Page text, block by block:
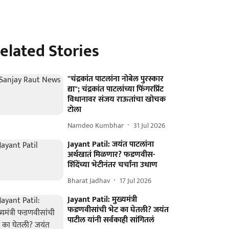
Stories
"चंद्रकांत पाटलांना नोबेल पुरस्कार
द्या"; चंद्रकांत पाटलांच्या फिंगरप्रिंट
विधानावर संजय राऊतांचा खोचक
टोला
Namdeo Kumbhar 31 Jul 2026
Jayant Patil: जयंत पाटलांना
अर्थखातं मिळणार? फडणवीस-
शिंदेंच्या भेटीनंतर चर्चांना उधाण
Bharat Jadhav 17 Jul 2026
Jayant Patil: मुख्यमंत्री
फडणवीसांची भेट का घेतली? जयंत
पाटील यांनी सर्वकाही सांगितलं